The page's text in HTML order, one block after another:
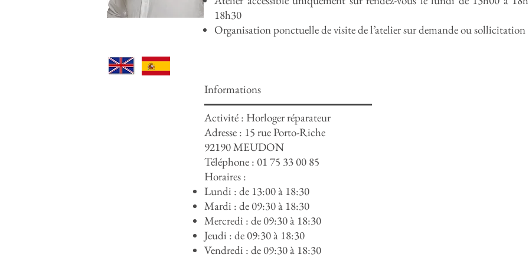
18h30
Organisation ponctuelle de visite de l’atelier sur demande ou sollicitation
Informations
Activité : Horloger réparateur
Adresse : 15 rue Porto-Riche
92190 MEUDON
Téléphone : 01 75 33 00 85
Horaires :
Lundi : de 13:00 à 18:30
Mardi : de 09:30 à 18:30
Mercredi : de 09:30 à 18:30
Jeudi : de 09:30 à 18:30
Vendredi : de 09:30 à 18:30